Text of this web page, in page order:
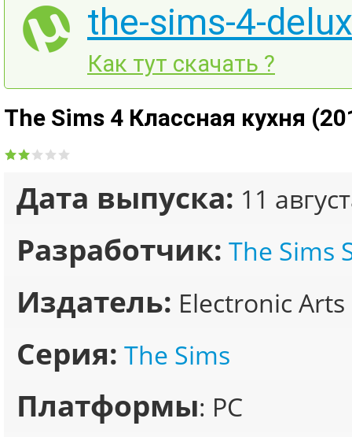
the-sims-4-
Как тут скачать ?
The Sims 4 Классная кухня
Дата выпуска: 11
Разработчик: The Sims
Издатель: Electronic Arts
Серия: The Sims
Платформы: PC